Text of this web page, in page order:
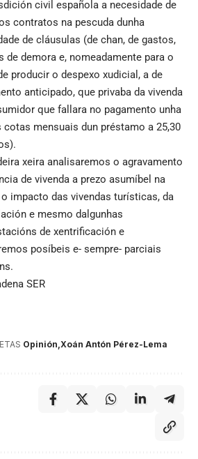
civil española a necesidade de
contratos na pescuda dunha
de cláusulas (de chan, de gastos,
de demora e, nomeadamente para o
producir o despexo xudicial, a de
anticipado, que privaba da vivenda
que fallara no pagamento unha
cotas mensuais dun préstamo a 25,30
xeira analisaremos o agravamento
de vivenda a prezo asumíbel na
o impacto das vivendas turísticas, da
e mesmo dalgunhas
de xentrificación e
posíbeis e- sempre- parciais
SER
Opinión Xoán Antón Pérez-Lema